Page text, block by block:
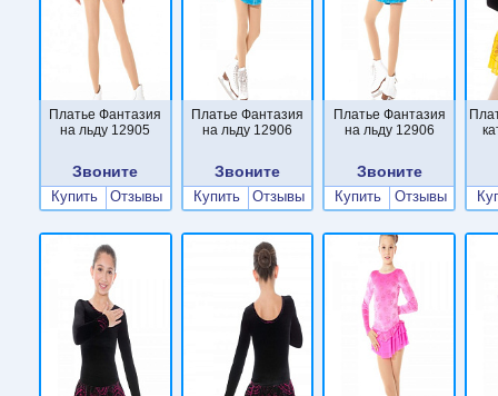
Платье Фантазия
на льду 12905
Звоните
Купить Отзывы
Платье Фантазия
на льду 12906
Звоните
Купить Отзывы
Платье Фантазия
на льду 12906
Звоните
Купить Отзывы